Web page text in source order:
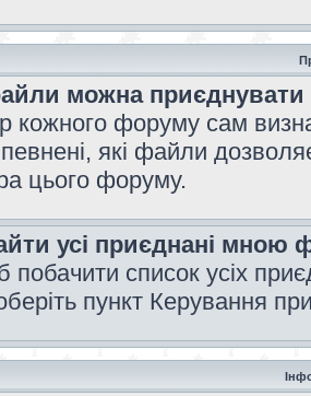
можна
кожного форуму сам
які файли
цього форуму.
усі приєднані мною
побачити список усіх
пункт Керування